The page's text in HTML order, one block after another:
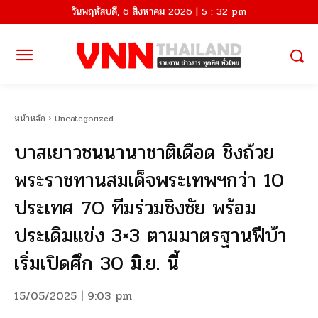
วันพฤหัสบดี, 6 สิงหาคม 2026 | 5 : 32 pm
หน้าหลัก Uncategorized
บาสเยาวชนนานาชาติเดือด ชิงถ้วย
พระราชทานสมเด็จพระเทพฯกว่า 10
ประเทศ 70 ทีมร่วมชิงชัย พร้อม
ประเดิมแข่ง 3×3 ตามมาตรฐานฟีบ้า
เริ่มเปิดศึก 30 มิ.ย. นี้
15/05/2025 | 9:03 pm